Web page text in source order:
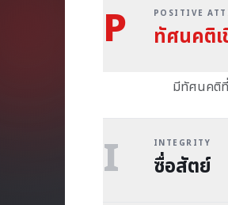
P POSITIVE
ทัศนคติ
มีทัศนคติที่
I INTEGRITY
ซื่อสัตย์